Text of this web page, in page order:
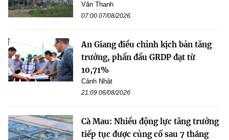
Văn Thanh
07:00 07/08/2026
An Giang điều chỉnh kịch bản tăng
trưởng, phấn đấu GRDP đạt từ
10,71%
Cảnh Nhật
21:09 06/08/2026
Cà Mau: Nhiều động lực tăng trưởng
tiếp tục được củng cố sau 7 tháng